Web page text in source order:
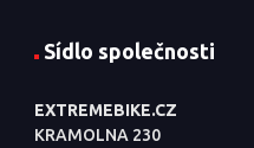
Sídlo společnosti
EXTREMEBIKE.CZ
KRAMOLNA 230